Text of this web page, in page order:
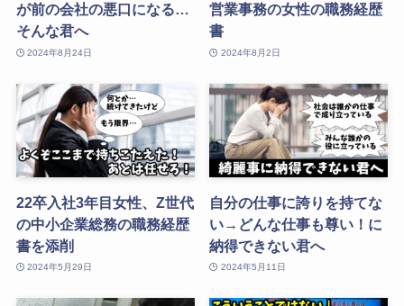
が前の会社の悪口になる…
そんな君へ
2024年8月24日
営業事務の女性の職務経歴
書
2024年8月2日
22卒入社3年目女性、Z世代
の中小企業総務の職務経歴
書を添削
2024年5月29日
自分の仕事に誇りを持てな
い→どんな仕事も尊い！に
納得できない君へ
2024年5月11日